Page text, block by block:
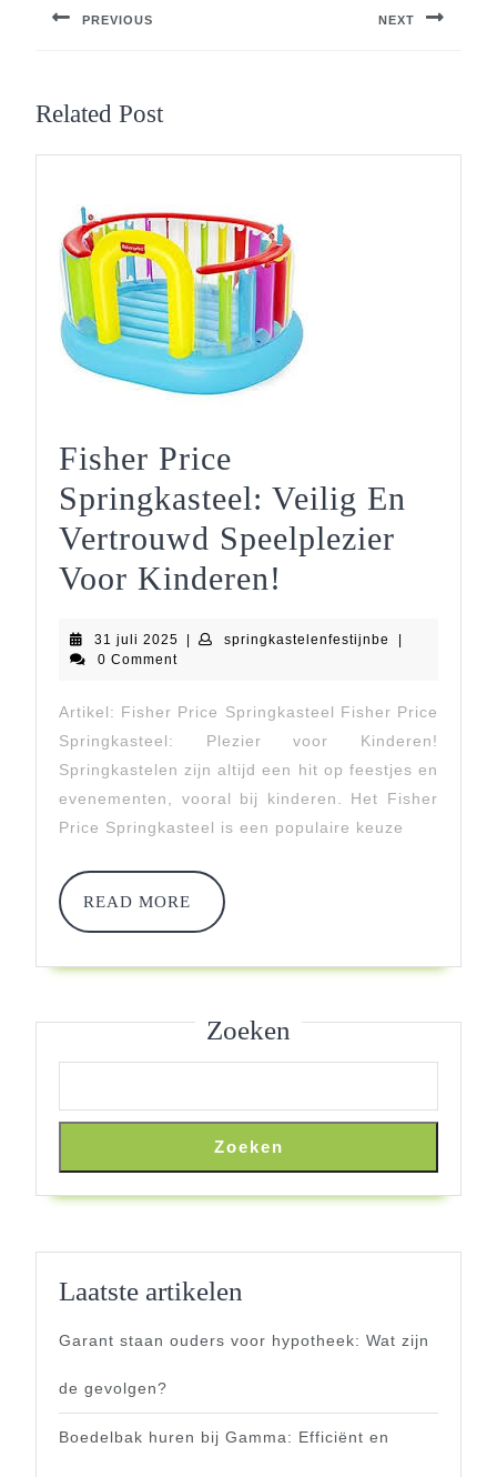
PREVIOUS NEXT
Related Post
Fisher Price
Springkasteel: Veilig En
Vertrouwd Speelplezier
Voor Kinderen!
Springkasteel:
Veilig
En
Vertrouwd
Speelplezier
31 juli 2025 31| springkastelenfestijnbe
|
0 Comment
Artikel: Fisher Price Springkasteel Fisher Price
Springkasteel: Plezier voor Kinderen!
Springkastelen zijn altijd een hit op feestjes en
evenementen, vooral bij kinderen. Het Fisher
Price Springkasteel is een populaire keuze
READ MORE
READ
MORE
Zoeken
Zoeken
Laatste artikelen
Garant staan ouders voor hypotheek: Wat zijn
de gevolgen?
Boedelbak huren bij Gamma: Efficiënt en